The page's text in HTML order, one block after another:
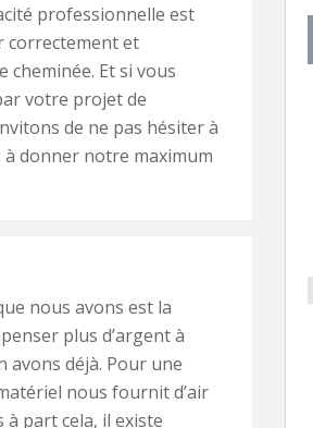
professionnelle est
correctement et
Et si vous
votre projet de
de ne pas hésiter à
donner notre maximum
nous avons est la
plus d’argent à
avons déjà. Pour une
nous fournit d’air
part cela, il existe